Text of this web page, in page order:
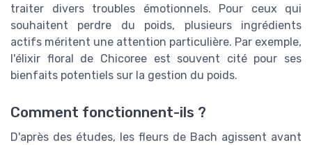
traiter divers troubles émotionnels. Pour ceux qui
souhaitent perdre du poids, plusieurs ingrédients
actifs méritent une attention particulière. Par exemple,
l'élixir floral de Chicoree est souvent cité pour ses
bienfaits potentiels sur la gestion du poids.
Comment fonctionnent-ils ?
D'après des études, les fleurs de Bach agissent avant